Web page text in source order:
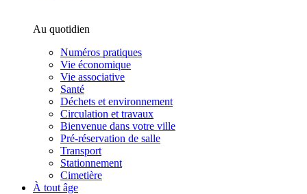
Au quotidien
Numéros pratiques
Vie économique
Vie associative
Santé
Déchets et environnement
Circulation et travaux
Bienvenue dans votre ville
Pré-réservation de salle
Transport
Stationnement
Cimetière
À tout âge